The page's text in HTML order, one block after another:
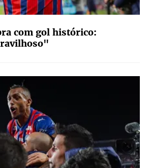
com gol histórico: